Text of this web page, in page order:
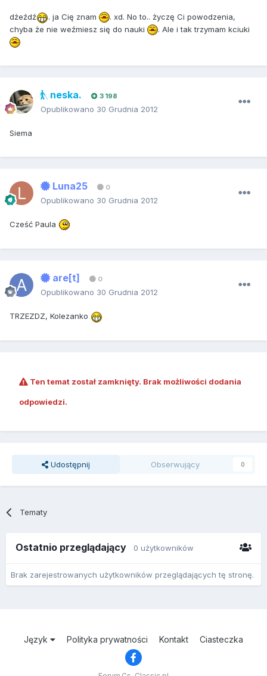
dżeźdź . ja Cię znam
. xd. No to.. życzę Ci powodzenia,
chyba że nie weźmiesz się do nauki
. Ale i tak trzymam kciuki
neska. 3 198
Opublikowano 30 Grudnia 2012
Siema
Luna25 0
Opublikowano 30 Grudnia 2012
Cześć Paula
are[t] 0
Opublikowano 30 Grudnia 2012
TRZEZDZ, Kolezanko
Ten temat został zamknięty. Brak możliwości dodania
odpowiedzi.
Udostępnij Obserwujący 0
Tematy
Ostatnio przeglądający 0 użytkowników
Brak zarejestrowanych użytkowników przeglądających tę stronę.
Język Polityka prywatności Kontakt Ciasteczka